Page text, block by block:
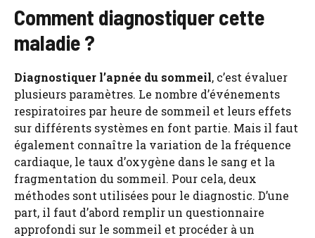
Comment diagnostiquer cette
maladie ?
Diagnostiquer l’apnée du sommeil, c’est évaluer
plusieurs paramètres. Le nombre d’événements
respiratoires par heure de sommeil et leurs effets
sur différents systèmes en font partie. Mais il faut
également connaître la variation de la fréquence
cardiaque, le taux d’oxygène dans le sang et la
fragmentation du sommeil. Pour cela, deux
méthodes sont utilisées pour le diagnostic. D’une
part, il faut d’abord remplir un questionnaire
approfondi sur le sommeil et procéder à un